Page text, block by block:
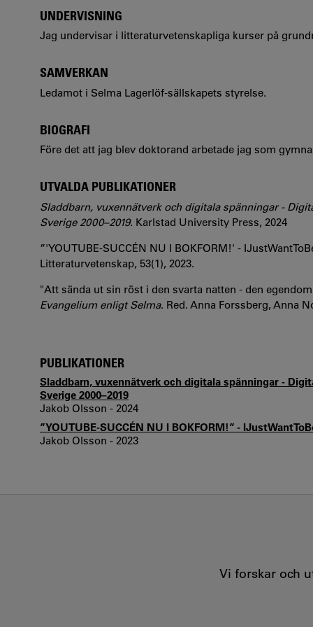
UNDERVISNING
Jag undervisar i litteraturvetenskapliga kurser på
SAMVERKAN
Ledamot i Selma Lagerlöf-sällskapets styrelse.
BIOGRAFI
Före det att jag blev doktorand arbetade jag som
UTVALDA PUBLIKATIONER
Sladdbarn, vuxennätverk och digitala spänningar -
Sverige 2000–2019. Karlstad University Press, 2024
”'YOUTUBE-SUCCÉN NU I BOKFORM!' -
Litteraturvetenskap, 53(1), 2023.
"Att sända ut sin röst i den svarta natten - den
Evangelium enligt Selma. Red. Anna Forssberg, Anna
PUBLIKATIONER
Sladdbarn, vuxennätverk och digitala spänningar -
Sverige 2000–2019
Jakob Olsson - 2024
”YOUTUBE-SUCCÉN NU I BOKFORM!” -
Jakob Olsson - 2023
Vi forskar och